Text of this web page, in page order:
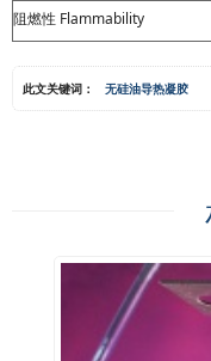
阻燃性 Flammability
此文关键词： 无硅油导热凝胶